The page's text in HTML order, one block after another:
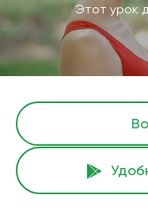
Этот урок